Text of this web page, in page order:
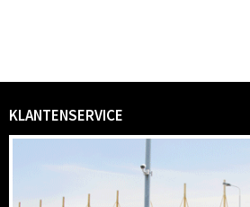
KLANTENSERVICE